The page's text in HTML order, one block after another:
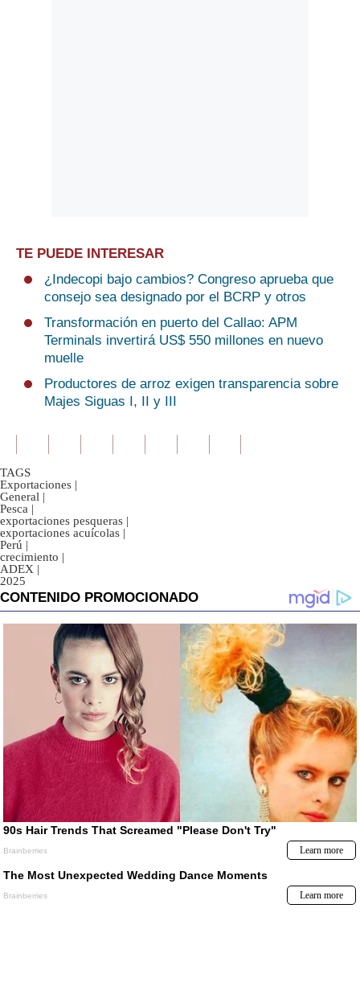
TE PUEDE INTERESAR
¿Indecopi bajo cambios? Congreso aprueba que
consejo sea designado por el BCRP y otros
Transformación en puerto del Callao: APM
Terminals invertirá US$ 550 millones en nuevo
muelle
Productores de arroz exigen transparencia sobre
Majes Siguas I, II y III
TAGS
Exportaciones |
General |
Pesca |
exportaciones pesqueras |
exportaciones acuícolas |
Perú |
crecimiento |
ADEX |
2025